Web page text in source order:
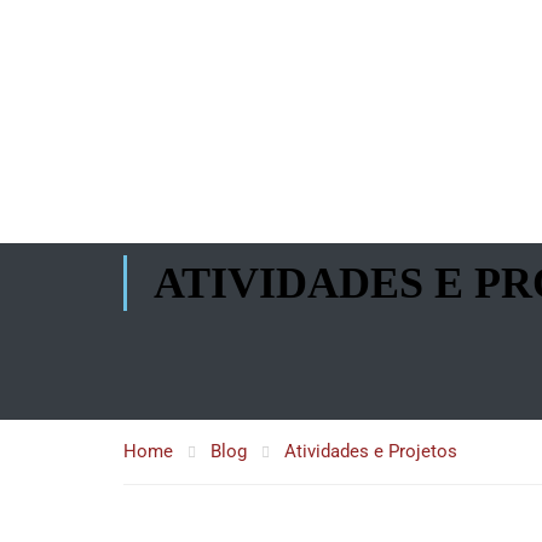
ATIVIDADES E
Home Blog Atividades e Projetos